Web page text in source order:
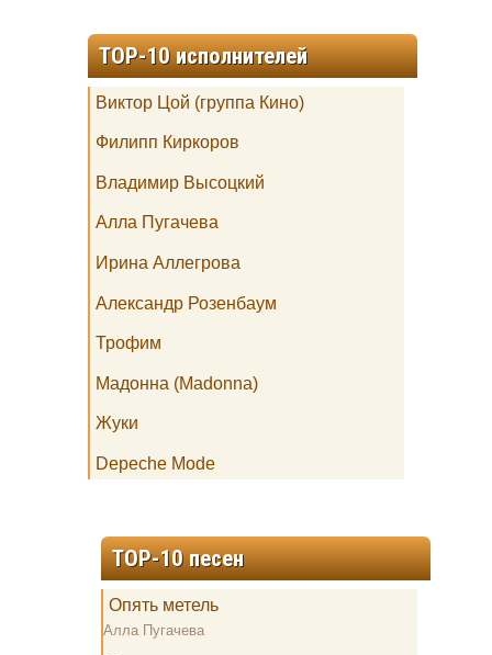
TOP-10 исполнителей
Виктор Цой (группа Кино)
Филипп Киркоров
Владимир Высоцкий
Алла Пугачева
Ирина Аллегрова
Александр Розенбаум
Трофим
Мадонна (Madonna)
Жуки
Depeche Mode
TOP-10 песен
Опять метель
Алла Пугачева